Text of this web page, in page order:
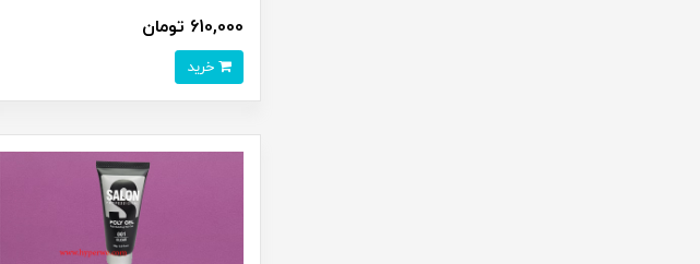
610,000 تومان